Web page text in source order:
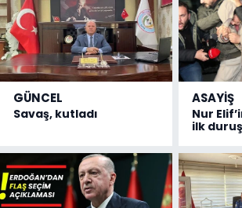
GÜNCEL
Savaş, kutladı
ASAYİŞ
Nur
ilk